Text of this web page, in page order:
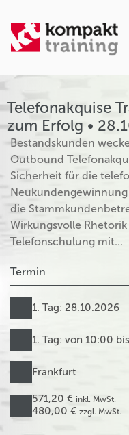
Telefonakquise
zum Erfolg •
Bestandskunden
Outbound
Sicherheit für die
die
Wirkungsvolle
Telefonschulung mit...
Termin
1. Tag: 28.10.2026
1. Tag: von 10:00
Frankfurt
571,20 € inkl. MwSt.
480,00 € zzgl. MwSt.